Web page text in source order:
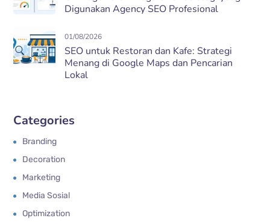
Digunakan Agency SEO Profesional
01/08/2026
SEO untuk Restoran dan Kafe: Strategi
Menang di Google Maps dan Pencarian
Lokal
Categories
Branding
Decoration
Marketing
Media Sosial
Optimization